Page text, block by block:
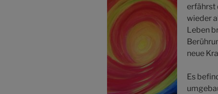
erfährst
wieder
Leben
neue
Es